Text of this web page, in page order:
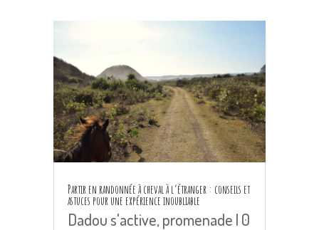
Partir en randonnée à cheval à l’étranger : conseils et
astuces pour une expérience inoubliable
Dadou s'active, promenade | 0